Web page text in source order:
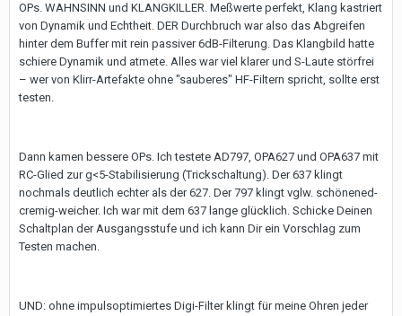
OPs. WAHNSINN und KLANGKILLER. Meßwerte perfekt, Klang kastriert
von Dynamik und Echtheit. DER Durchbruch war also das Abgreifen
hinter dem Buffer mit rein passiver 6dB-Filterung. Das Klangbild hatte
schiere Dynamik und atmete. Alles war viel klarer und S-Laute störfrei
– wer von Klirr-Artefakte ohne "sauberes" HF-Filtern spricht, sollte erst
testen.
Dann kamen bessere OPs. Ich testete AD797, OPA627 und OPA637 mit
RC-Glied zur g<5-Stabilisierung (Trickschaltung). Der 637 klingt
nochmals deutlich echter als der 627. Der 797 klingt vglw. schönened-
cremig-weicher. Ich war mit dem 637 lange glücklich. Schicke Deinen
Schaltplan der Ausgangsstufe und ich kann Dir ein Vorschlag zum
Testen machen.
UND: ohne impulsoptimiertes Digi-Filter klingt für meine Ohren jeder